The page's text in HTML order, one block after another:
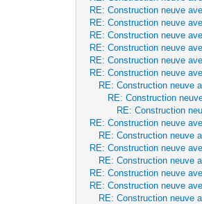
RE: Construction neuve
RE: Construction neuve
RE: Construction neuve
RE: Construction neuve
RE: Construction neuve
RE: Construction neuve
RE: Construction neuve
RE: Construction
RE: Construction
RE: Construction neuve
RE: Construction neuve
RE: Construction neuve
RE: Construction neuve
RE: Construction neuve
RE: Construction neuve
RE: Construction neuve